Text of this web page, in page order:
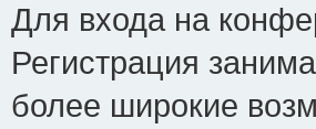
Для входа на
Регистрация
более широкие